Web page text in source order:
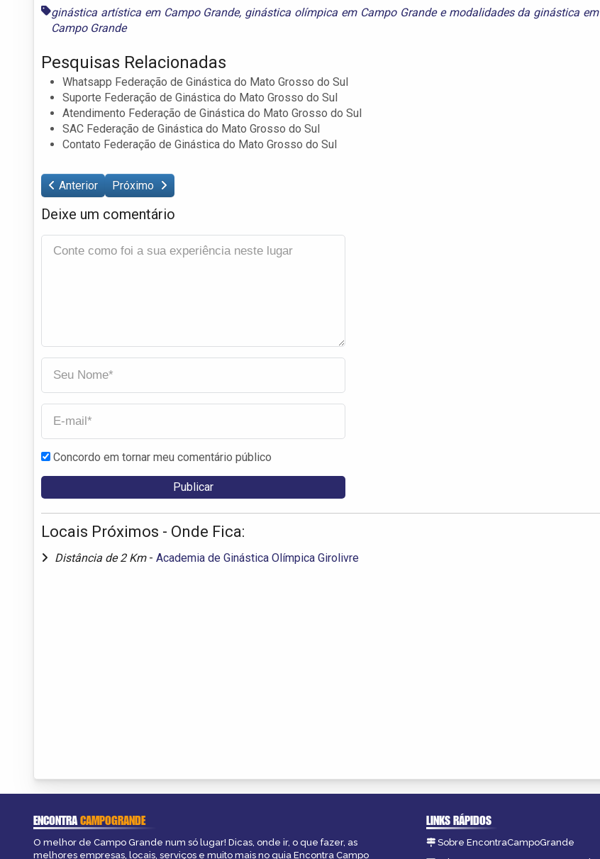
ginástica artística em Campo Grande, ginástica olímpica em Campo Grandee modalidades da ginástica em
Campo Grande
Pesquisas Relacionadas
Whatsapp Federação de Ginástica do Mato Grosso do Sul
Suporte Federação de Ginástica do Mato Grosso do Sul
Atendimento Federação de Ginástica do Mato Grosso do Sul
SAC Federação de Ginástica do Mato Grosso do Sul
Contato Federação de Ginástica do Mato Grosso do Sul
Anterior Próximo
Deixe um comentário
Concordo em tornar meu comentário público
Locais Próximos - Onde Fica:
Distância de 2 Km - Academia de Ginástica Olímpica Girolivre
ENCONTRACAMPOGRANDE
O melhor de Campo Grande num só lugar! Dicas, onde ir, o que fazer, as
melhores empresas, locais, serviços e muito mais no guia Encontra Campo
LINKS RÁPIDOS
Sobre EncontraCampoGrande